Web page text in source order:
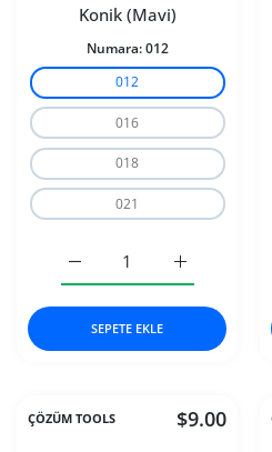
Konik (Mavi)
Numara:012
012
016
018
021
Elmas
Elmas Florantin Sivri
SEPETE EKLE
ÇÖZÜM TOOLS $9.00